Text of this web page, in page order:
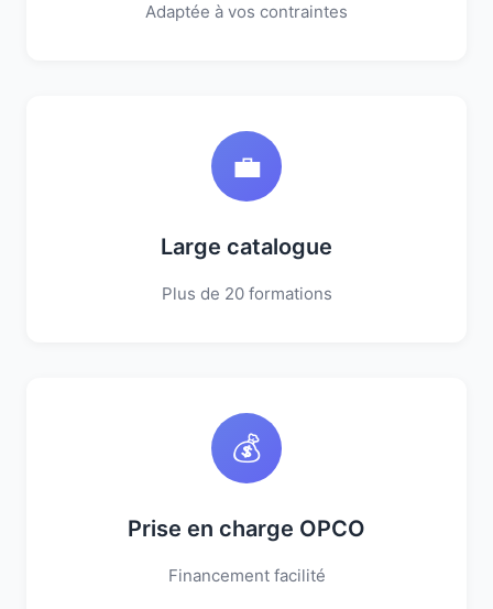
Adaptée à vos contraintes
💼
Large catalogue
Plus de 20 formations
💰
Prise en charge OPCO
Financement facilité